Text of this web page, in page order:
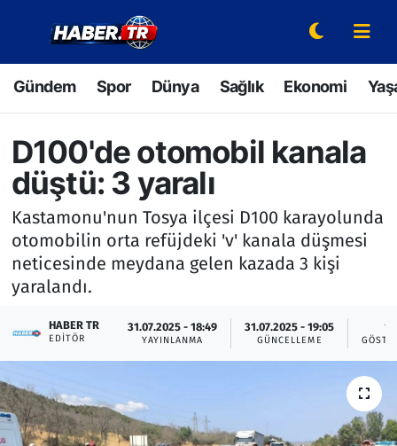
Gündem Spor Dünya Sağlık Ekonomi
D100'de otomobil kanala
düştü: 3 yaralı
Kastamonu'nun Tosya ilçesi D100 karayolunda
otomobilin orta refüjdeki 'v' kanala düşmesi
neticesinde meydana gelen kazada 3 kişi
yaralandı.
HABER TR
EDITÖR
31.07.2025 - 18:49
YAYINLANMA
31.07.2025 - 19:05
GÜNCELLEME
1
Gündem
Spor
Dünya
Sağlık
Ekonomi
Yaşam
Hava Durumu
Çevre & Doğa
Hava Durumu
Trafik Durumu
Süper Lig Puan Durumu ve Fikstür
Tüm Manşetler
Son Dakika Haberleri
Haber Arşivi